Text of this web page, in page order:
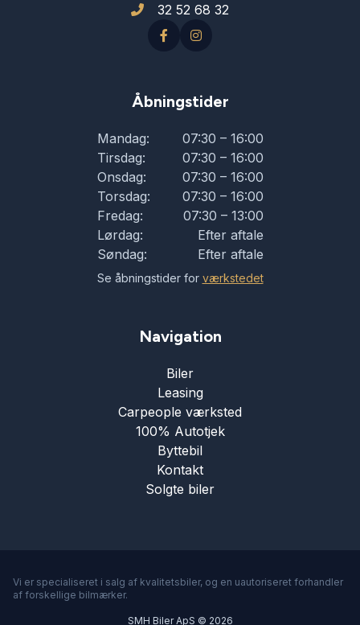
32 52 68 32
Åbningstider
Mandag:
07:30 – 16:00
Tirsdag:
07:30 – 16:00
Onsdag:
07:30 – 16:00
Torsdag:
07:30 – 16:00
Fredag:
07:30 – 13:00
Lørdag:
Efter aftale
Søndag:
Efter aftale
Se åbningstider for værkstedet
Navigation
Biler
Leasing
Carpeople værksted
100% Autotjek
Byttebil
Kontakt
Solgte biler
Vi er specialiseret i salg af kvalitetsbiler, og en uautoriseret forhandler
af forskellige bilmærker.
SMH Biler ApS © 2026